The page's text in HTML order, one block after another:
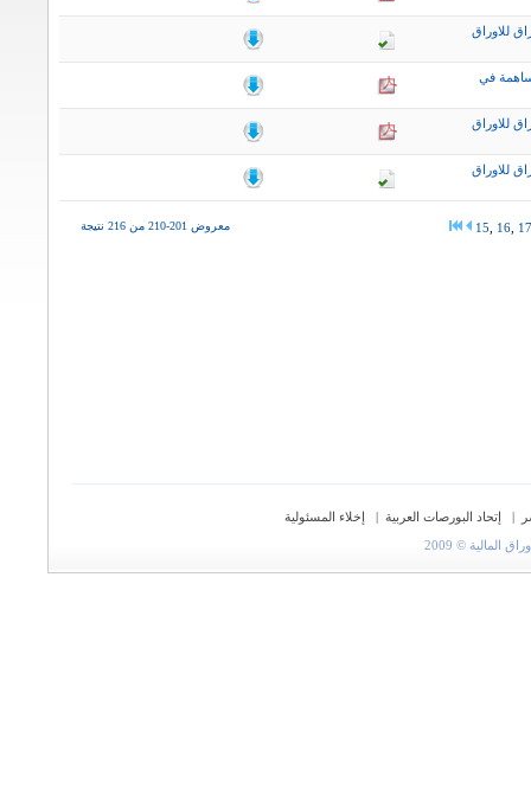
للاوراق
في
للاوراق
للاوراق
معروض 201-210 من 216 نتيجة 15 16 17
| إتحاد البورصات العربية |
إخلاء المسئولية
© 2009